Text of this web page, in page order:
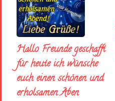
Hallo Freunde geschafft
für heute ich wünsche
euch einen schönen und
erholsamen Aben